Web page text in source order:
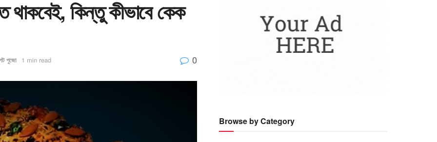
থাকবেই, কিন্তু কীভাবে কেক
পুজো 1 min read 0
Browse by Category